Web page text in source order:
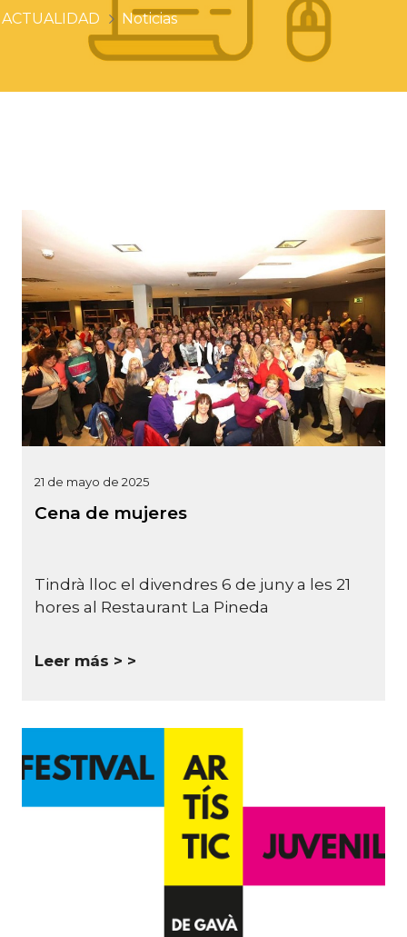
ACTUALIDAD Noticias
21 de mayo de 2025
Cena de mujeres
Tindrà lloc el divendres 6 de juny a les 21
hores al Restaurant La Pineda
Leer más >